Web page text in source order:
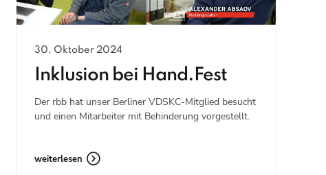
30. Oktober 2024
Inklusion bei Hand.Fest
Der rbb hat unser Berliner VDSKC-Mitglied besucht
und einen Mitarbeiter mit Behinderung vorgestellt.
weiterlesen